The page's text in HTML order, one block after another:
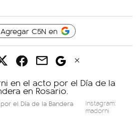
Agregar C5N en
el Día de la Bandera
Instagram:
madorni